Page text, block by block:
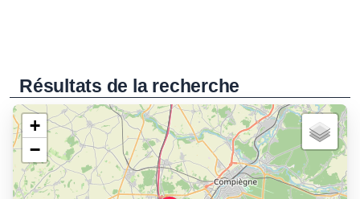
Résultats de la recherche
+
−